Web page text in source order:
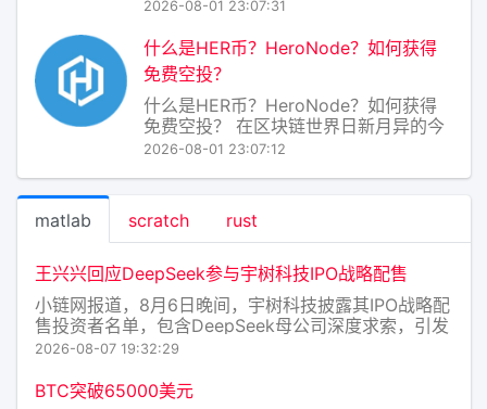
项目发行的原生加密资产，运行于以太
坊兼容的ERC20标准之上（后续可
2026-08-01 23:07:31
什么是HER币？HeroNode？如何获得
免费空投？
什么是HER币？HeroNode？如何获得
免费空投？ 在区块链世界日新月异的今
天，新项目层出不穷，而 HER币 与
生态体系。下面，我将用通俗的
2026-08-01 23:07:12
matlab scratch rust
王兴兴回应DeepSeek参与宇树科技IPO战略配售
小链网报道，8月6日晚间，宇树科技披露其IPO战略配
售投资者名单，包含DeepSeek母公司深度求索，引发
外界广泛关注。今日下午，宇树科技董事长、总经理兼
树科技提供具有市场竞争力的商业合作方案，包括但不
2026-08-07 19:32:29
BTC突破65000美元